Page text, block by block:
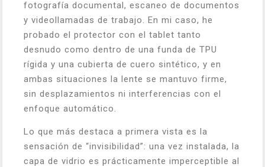
fotografía documental, escaneo de documentos
y videollamadas de trabajo. En mi caso, he
probado el protector con el tablet tanto
desnudo como dentro de una funda de TPU
rígida y una cubierta de cuero sintético, y en
ambas situaciones la lente se mantuvo firme,
sin desplazamientos ni interferencias con el
enfoque automático.
Lo que más destaca a primera vista es la
sensación de “invisibilidad”: una vez instalada, la
capa de vidrio es prácticamente imperceptible al